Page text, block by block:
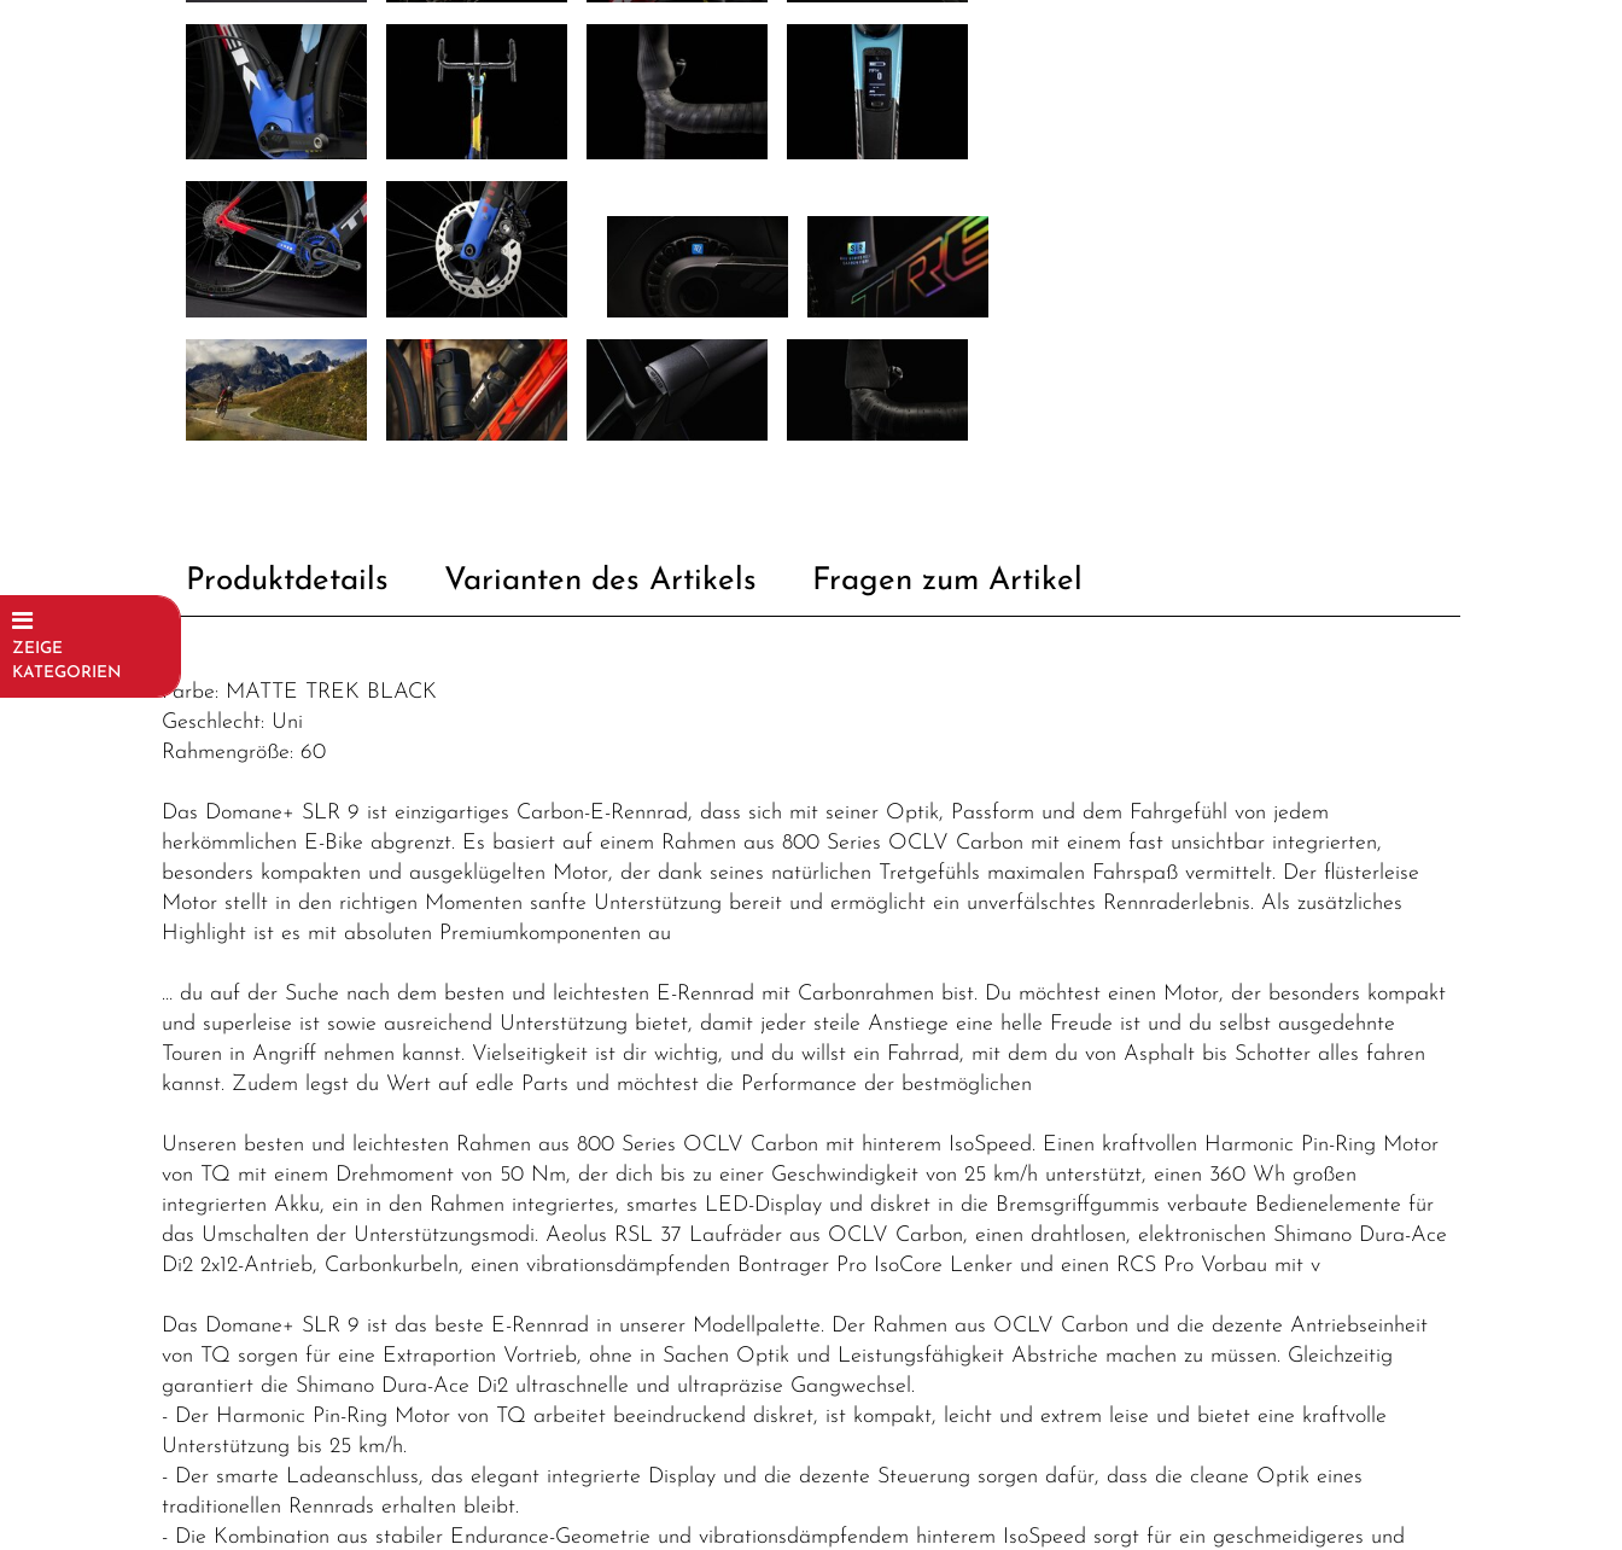
ZEIGE
KATEGORIEN
Mountainbikes
Sonderangebote
Jugendfahrräder
Produktdetails Varianten des Artikels Fragen zum Artikel
Farbe: MATTE TREK BLACK
Geschlecht: Uni
Rahmengröße: 60
Das Domane+ SLR 9 ist einzigartiges Carbon-E-Rennrad, dass sich mit seiner Optik, Passform und dem Fahrgefühl von jedem
herkömmlichen E-Bike abgrenzt. Es basiert auf einem Rahmen aus 800 Series OCLV Carbon mit einem fast unsichtbar integrierten,
besonders kompakten und ausgeklügelten Motor, der dank seines natürlichen Tretgefühls maximalen Fahrspaß vermittelt. Der flüsterleise
Motor stellt in den richtigen Momenten sanfte Unterstützung bereit und ermöglicht ein unverfälschtes Rennraderlebnis. Als zusätzliches
Highlight ist es mit absoluten Premiumkomponenten au
… du auf der Suche nach dem besten und leichtesten E-Rennrad mit Carbonrahmen bist. Du möchtest einen Motor, der besonders kompakt
und superleise ist sowie ausreichend Unterstützung bietet, damit jeder steile Anstiege eine helle Freude ist und du selbst ausgedehnte
Touren in Angriff nehmen kannst. Vielseitigkeit ist dir wichtig, und du willst ein Fahrrad, mit dem du von Asphalt bis Schotter alles fahren
kannst. Zudem legst du Wert auf edle Parts und möchtest die Performance der bestmöglichen
Unseren besten und leichtesten Rahmen aus 800 Series OCLV Carbon mit hinterem IsoSpeed. Einen kraftvollen Harmonic Pin-Ring Motor
von TQ mit einem Drehmoment von 50 Nm, der dich bis zu einer Geschwindigkeit von 25 km/h unterstützt, einen 360 Wh großen
integrierten Akku, ein in den Rahmen integriertes, smartes LED-Display und diskret in die Bremsgriffgummis verbaute Bedienelemente für
das Umschalten der Unterstützungsmodi. Aeolus RSL 37 Laufräder aus OCLV Carbon, einen drahtlosen, elektronischen Shimano Dura-Ace
Di2 2x12-Antrieb, Carbonkurbeln, einen vibrationsdämpfenden Bontrager Pro IsoCore Lenker und einen RCS Pro Vorbau mit v
Das Domane+ SLR 9 ist das beste E-Rennrad in unserer Modellpalette. Der Rahmen aus OCLV Carbon und die dezente Antriebseinheit
von TQ sorgen für eine Extraportion Vortrieb, ohne in Sachen Optik und Leistungsfähigkeit Abstriche machen zu müssen. Gleichzeitig
garantiert die Shimano Dura-Ace Di2 ultraschnelle und ultrapräzise Gangwechsel.
- Der Harmonic Pin-Ring Motor von TQ arbeitet beeindruckend diskret, ist kompakt, leicht und extrem leise und bietet eine kraftvolle
Unterstützung bis 25 km/h.
- Der smarte Ladeanschluss, das elegant integrierte Display und die dezente Steuerung sorgen dafür, dass die cleane Optik eines
traditionellen Rennrads erhalten bleibt.
- Die Kombination aus stabiler Endurance-Geometrie und vibrationsdämpfendem hinterem IsoSpeed sorgt für ein geschmeidigeres und